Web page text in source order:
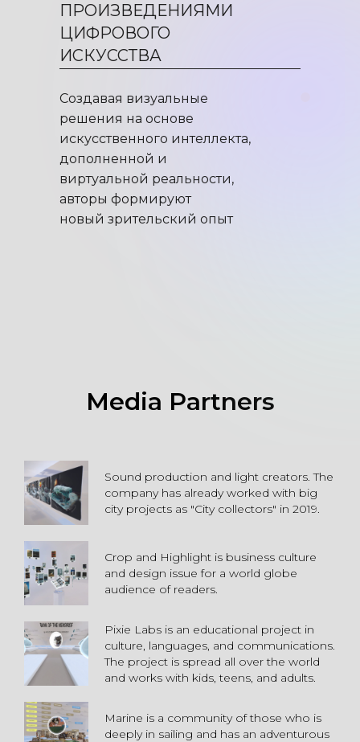
ПРОИЗВЕДЕНИЯМИ
ЦИФРОВОГО
ИСКУССТВА
Создавая визуальные
решения на основе
искусственного интеллекта,
дополненной и
виртуальной реальности,
авторы формируют
новый зрительский опыт
Media Partners
Sound production and light creators. The
company has already worked with big
city projects as "City collectors" in 2019.
Crop and Highlight is business culture
and design issue for a world globe
audience of readers.
Pixie Labs is an educational project in
culture, languages, and communications.
The project is spread all over the world
and works with kids, teens, and adults.
Marine is a community of those who is
deeply in sailing and has an adventurous